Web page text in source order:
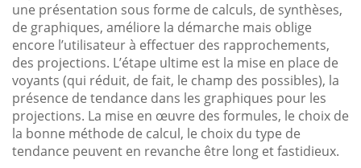
une présentation sous forme de calculs, de synthèses,
de graphiques, améliore la démarche mais oblige
encore l’utilisateur à effectuer des rapprochements,
des projections. L’étape ultime est la mise en place de
voyants (qui réduit, de fait, le champ des possibles), la
présence de tendance dans les graphiques pour les
projections. La mise en œuvre des formules, le choix de
la bonne méthode de calcul, le choix du type de
tendance peuvent en revanche être long et fastidieux.